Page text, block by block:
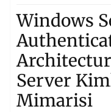
Windows
Server
Mimarisi